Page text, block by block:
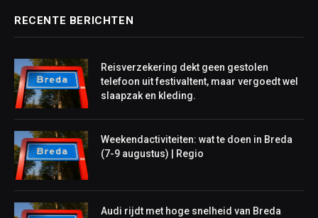
RECENTE BERICHTEN
Reisverzekering dekt geen gestolen
telefoon uit festivaltent, maar vergoedt wel
slaapzak en kleding.
Weekendactiviteiten: wat te doen in Breda
(7-9 augustus) | Regio
Audi rijdt met hoge snelheid van Breda